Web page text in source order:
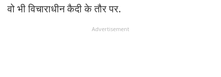
वो भी विचाराधीन कैदी के तौर पर.
Advertisement